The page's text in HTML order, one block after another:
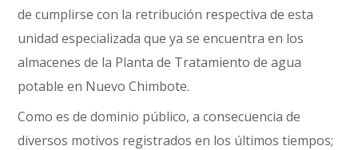
de cumplirse con la retribución respectiva de esta
unidad especializada que ya se encuentra en los
almacenes de la Planta de Tratamiento de agua
potable en Nuevo Chimbote.
Como es de dominio público, a consecuencia de
diversos motivos registrados en los últimos tiempos;